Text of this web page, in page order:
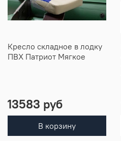
Кресло складное в лодку
ПВХ Патриот Мягкое
13583 руб
В корзину